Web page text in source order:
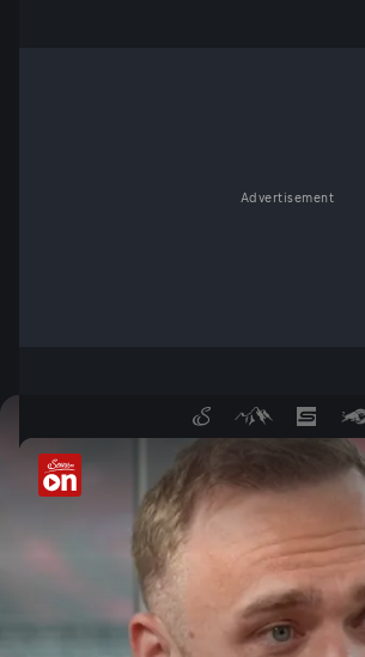
Advertisement
"Muss seinen